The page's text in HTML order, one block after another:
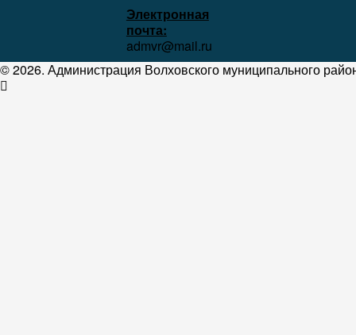
Электронная
почта:
admvr@mail.ru
© 2026. Администрация Волховского муниципального